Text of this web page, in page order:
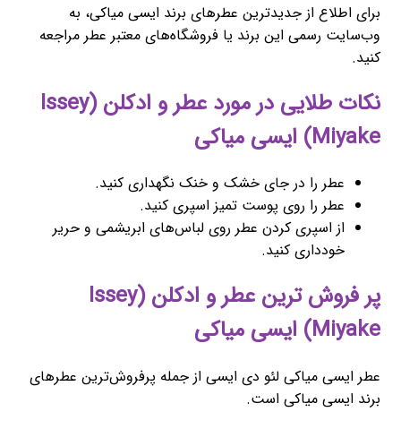
برای اطلاع از جدیدترین عطرهای برند ایسی میاکی، به
وب‌سایت رسمی این برند یا فروشگاه‌های معتبر عطر مراجعه
کنید.
نکات طلایی در مورد عطر و ادکلن (Issey
Miyake) ایسی میاکی
عطر را در جای خشک و خنک نگهداری کنید.
عطر را روی پوست تمیز اسپری کنید.
از اسپری کردن عطر روی لباس‌های ابریشمی و حریر
خودداری کنید.
پر فروش ترین عطر و ادکلن (Issey
Miyake) ایسی میاکی
عطر ایسی میاکی لئو دی ایسی از جمله پرفروش‌ترین عطرهای
برند ایسی میاکی است.